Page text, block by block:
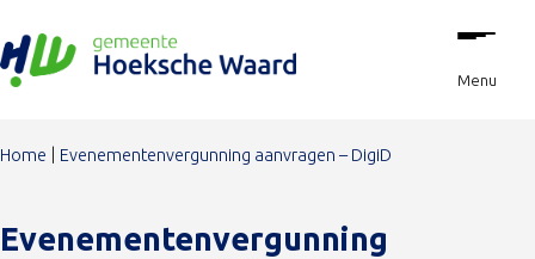
Menu
Home Evenementenvergunning aanvragen – DigiD
Evenementenvergunning
1
van